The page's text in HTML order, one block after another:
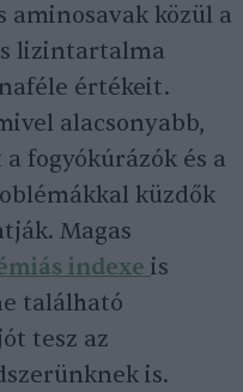
aminosavak közül a
lizintartalma
értékeit.
alacsonyabb,
fogyókúrázók és a
küzdők
Magas
indexe is
található
tesz az
is.